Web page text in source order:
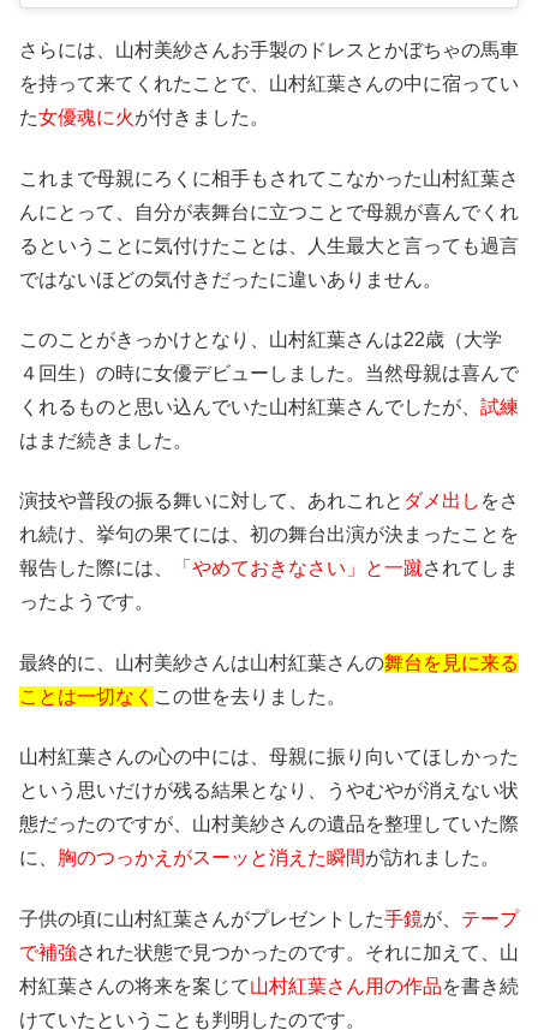
さらには、山村美紗さんお手製のドレスとかぼちゃの馬車
を持って来てくれたことで、山村紅葉さんの中に宿ってい
た女優魂に火が付きました。
これまで母親にろくに相手もされてこなかった山村紅葉さ
んにとって、自分が表舞台に立つことで母親が喜んでくれ
るということに気付けたことは、人生最大と言っても過言
ではないほどの気付きだったに違いありません。
このことがきっかけとなり、山村紅葉さんは22歳（大学
４回生）の時に女優デビューしました。当然母親は喜んで
くれるものと思い込んでいた山村紅葉さんでしたが、 試練
はまだ続きました。
演技や普段の振る舞いに対して、あれこれと ダメ出し をさ
れ続け、挙句の果てには、初の舞台出演が決まったことを
報告した際には、
「やめておきなさい」と一蹴されてしま
ったようです。
最終的に、山村美紗さんは山村紅葉さんの舞台を見に来る
ことは一切なく この世を去りました。
山村紅葉さんの心の中には、母親に振り向いてほしかった
という思いだけが残る結果となり、うやむやが消えない状
態だったのですが、山村美紗さんの遺品を整理していた際
に、 胸のつっかえがスーッと消えた瞬間が訪れました。
子供の頃に山村紅葉さんがプレゼントした手鏡が、 テープ
で補強された状態で見つかったのです。それに加えて、山
村紅葉さんの将来を案じて山村紅葉さん用の作品を書き続
けていたということも判明したのです。